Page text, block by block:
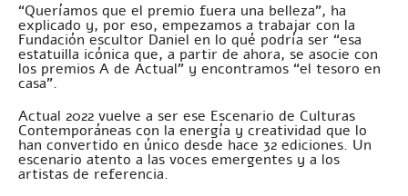
“Queríamos que el premio fuera una belleza”, ha
explicado y, por eso, empezamos a trabajar con la
Fundación escultor Daniel en lo qué podría ser “esa
estatuilla icónica que, a partir de ahora, se asocie con
los premios A de Actual” y encontramos “el tesoro en
casa”.
Actual 2022 vuelve a ser ese Escenario de Culturas
Contemporáneas con la energía y creatividad que lo
han convertido en único desde hace 32 ediciones. Un
escenario atento a las voces emergentes y a los
artistas de referencia.